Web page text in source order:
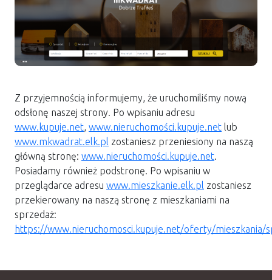
Z przyjemnością informujemy, że uruchomiliśmy nową
odsłonę naszej strony. Po wpisaniu adresu
www.kupuje.net, www.nieruchomości.kupuje.net lub
www.mkwadrat.elk.pl zostaniesz przeniesiony na naszą
główną stronę: www.nieruchomości.kupuje.net.
Posiadamy również podstronę. Po wpisaniu w
przeglądarce adresu www.mieszkanie.elk.pl zostaniesz
przekierowany na naszą stronę z mieszkaniami na
sprzedaż:
https://www.nieruchomosci.kupuje.net/oferty/mieszkania/